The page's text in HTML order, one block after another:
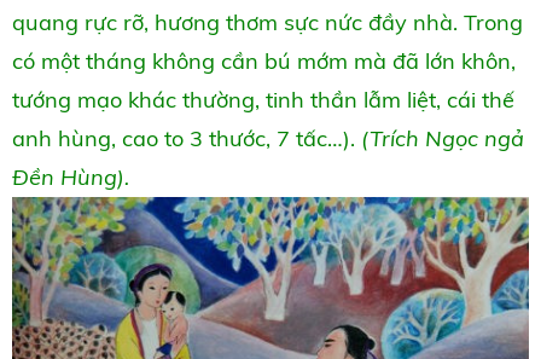
quang rực rỡ, hương thơm sực nức đầy nhà. Trong
có một tháng không cần bú mớm mà đã lớn khôn,
tướng mạo khác thường, tinh thần lẫm liệt, cái thế
anh hùng, cao to 3 thước, 7 tấc…). (Trích Ngọc ngả
Đền Hùng).